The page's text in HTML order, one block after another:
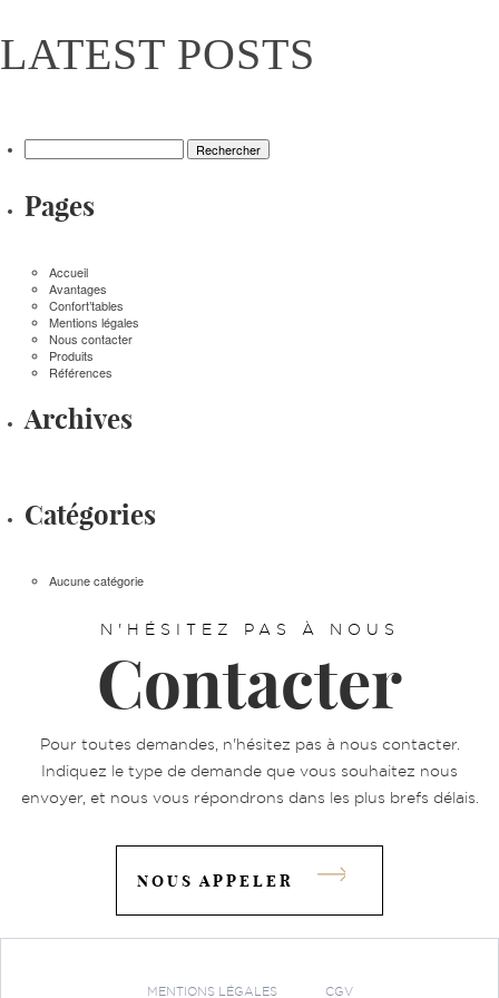
LATEST POSTS
Rechercher :
Pages
Accueil
Avantages
Confort’tables
Mentions légales
Nous contacter
Produits
Références
Archives
Catégories
Aucune catégorie
N'HÉSITEZ PAS À NOUS
Contacter
Pour toutes demandes, n'hésitez pas à nous contacter.
Indiquez le type de demande que vous souhaitez nous
envoyer, et nous vous répondrons dans les plus brefs délais.
NOUS APPELER
MENTIONS LÉGALES CGV